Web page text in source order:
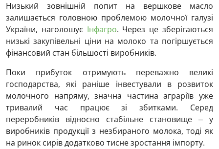
Низький зовнішній попит на вершкове масло
залишається головною проблемою молочної галузі
України, наголошує Інфагро. Через це зберігаються
низькі закупівельні ціни на молоко та погіршується
фінансовий стан більшості виробників.
Поки прибуток отримують переважно великі
господарства, які раніше інвестували в розвиток
молочного напряму, значна частина аграріїв уже
тривалий час працює зі збитками. Серед
переробників відносно стабільне становище ‒ у
виробників продукції з незбираного молока, тоді як
на ринок сирів додатково тисне зростання імпорту.